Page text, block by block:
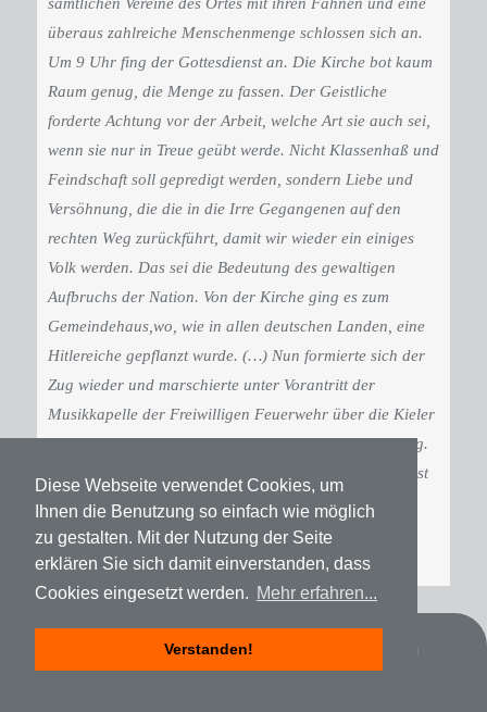
Diese Webseite verwendet Cookies, um
Ihnen die Benutzung so einfach wie möglich
zu gestalten. Mit der Nutzung der Seite
erklären Sie sich damit einverstanden, dass
Cookies eingesetzt werden. Mehr erfahren...
Verstanden!
überaus zahlreiche Menschenmenge schlossen sich an.
Um 9 Uhr fing der Gottesdienst an. Die Kirche bot kaum
Raum genug, die Menge zu fassen. Der Geistliche
forderte Achtung vor der Arbeit, welche Art sie auch sei,
wenn sie nur in Treue geübt werde. Nicht Klassenhaß und
Feindschaft soll gepredigt werden, sondern Liebe und
Versöhnung, die die in die Irre Gegangenen auf den
rechten Weg zurückführt, damit wir wieder ein einiges
Volk werden. Das sei die Bedeutung des gewaltigen
Aufbruchs der Nation. Von der Kirche ging es zum
Gemeindehaus,wo, wie in allen deutschen Landen, eine
Hitlereiche gepflanzt wurde. (…) Nun formierte sich der
Zug wieder und marschierte unter Vorantritt der
Musikkapelle der Freiwilligen Feuerwehr über die Kieler
Straße und Hitlerstraße zum Horst-Wessel-Platz, wo Pg.
Schäffer in kurzen Worten das Leben und Sterben Horst
Wessels schilderte und aufforderte seinem Beispiel von
Treue nachzueifern.(…)“
Impressum